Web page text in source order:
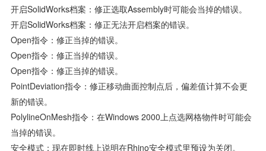
开启SolidWorks档案：修正选取Assembly时可能会当掉的错误。
开启SolidWorks档案：修正无法开启档案的错误。
Open指令：修正当掉的错误。
Open指令：修正当掉的错误。
Open指令：修正当掉的错误。
PointDeviation指令：修正移动曲面控制点后，偏差值计算不会更
新的错误。
PolylineOnMesh指令：在Windows 2000上点选网格物件时可能会
当掉的错误。
安全模式：现在即时线上说明在Rhino安全模式里预设为关闭。